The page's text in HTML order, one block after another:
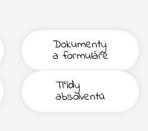
Dokumenty
a formuláře
Třídy
absolventů